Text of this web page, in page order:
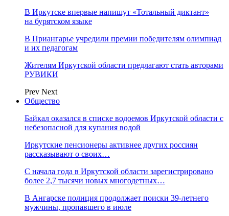
В Иркутске впервые напишут «Тотальный диктант»
на бурятском языке
В Приангарье учредили премии победителям олимпиад
и их педагогам
Жителям Иркутской области предлагают стать авторами
РУВИКИ
Prev Next
Общество
Байкал оказался в списке водоемов Иркутской области с
небезопасной для купания водой
Иркутские пенсионеры активнее других россиян
рассказывают о своих…
С начала года в Иркутской области зарегистрировано
более 2,7 тысячи новых многодетных…
В Ангарске полиция продолжает поиски 39-летнего
мужчины, пропавшего в июле